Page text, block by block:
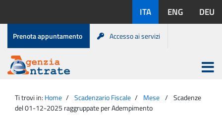
contenuto
disponibili:
ITA ENG DEU
Menu
di
servizio
Prenota appuntamento Accesso ai servizi
Agenzia
Entrate
Apri
menu
principale
Ti trovi in: Home Scadenzario Fiscale Mese
Scadenze
del 01-12-2025 raggruppate per Adempimento